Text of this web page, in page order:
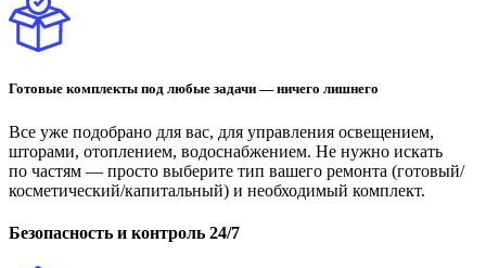
Готовые комплекты под любые задачи — ничего лишнего
Все уже подобрано для вас, для управления освещением,
шторами, отоплением, водоснабжением. Не нужно искать
по частям — просто выберите тип вашего ремонта (готовый/
косметический/капитальный) и необходимый комплект.
Безопасность и контроль 24/7